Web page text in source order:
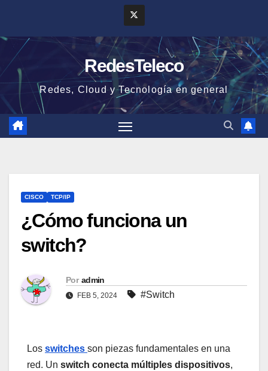
contenido
RedesTeleco
Redes, Cloud y Tecnología en general
CISCO TCP/IP
¿Cómo funciona un
switch?
Por admin
FEB 5, 2024 #Switch
Los switches son piezas fundamentales en una
red. Un switch conecta múltiples dispositivos,